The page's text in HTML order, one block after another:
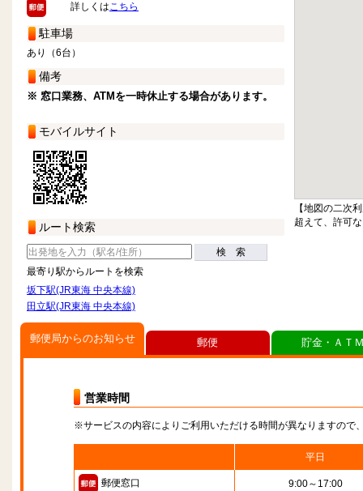
詳しくはこちら
駐車場
あり（6台）
備考
※ 窓口業務、ATMを一時休止する場合があります。
モバイルサイト
ルート検索
検 索
最寄り駅からルートを検索
坂下駅(JR東海 中央本線)
田立駅(JR東海 中央本線)
【地図の二次
超えて、許可
郵便局からのお知らせ
営業時間
※サービスの内容によりご利用いただける時間が異なりますので
平日
郵便窓口 9:00～17:00
郵便 貯金・ＡＴ